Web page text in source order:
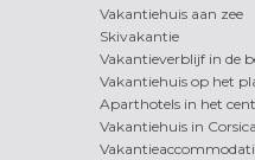
Vakantiehuis aan zee
Skivakantie
Vakantieverblijf in de
Vakantiehuis op het
Aparthotels in het
Vakantiehuis in Corsica